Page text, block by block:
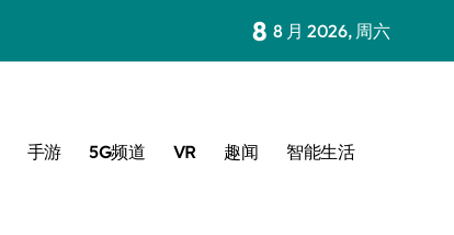
8 8 月 2026, 周六
手游 5G频道 VR 趣闻 智能生活